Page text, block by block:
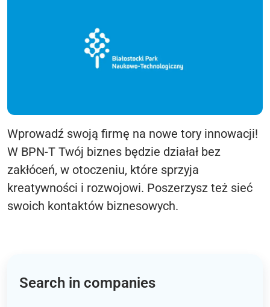
Wprowadź swoją firmę na nowe tory innowacji!
W BPN-T Twój biznes będzie działał bez
zakłóceń, w otoczeniu, które sprzyja
kreatywności i rozwojowi. Poszerzysz też sieć
swoich kontaktów biznesowych.
Search in companies